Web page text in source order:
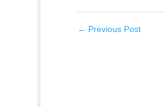
← Previous Post